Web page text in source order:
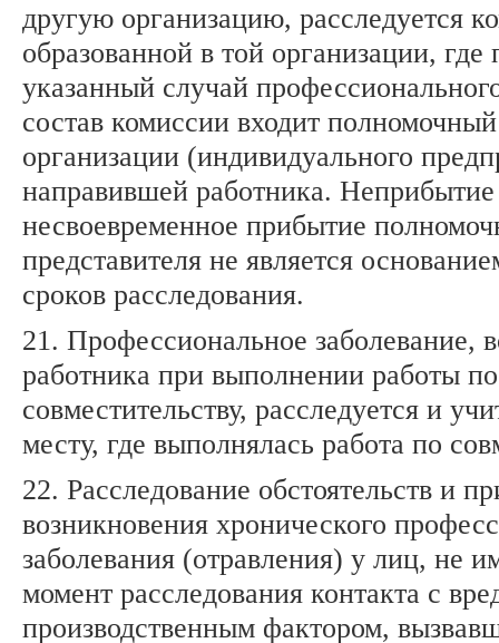
другую организацию, расследуется
образованной в той организации,
указанный случай
состав комиссии входит
организации (индивидуального
направившей работника.
несвоевременное прибытие
представителя не является
сроков расследования.
21. Профессиональное заболевание,
работника при выполнении работы по
совместительству, расследуется и
месту, где выполнялась работа по
22. Расследование обстоятельств и
возникновения хронического
заболевания (отравления) у лиц, не
момент расследования контакта с
производственным фактором,